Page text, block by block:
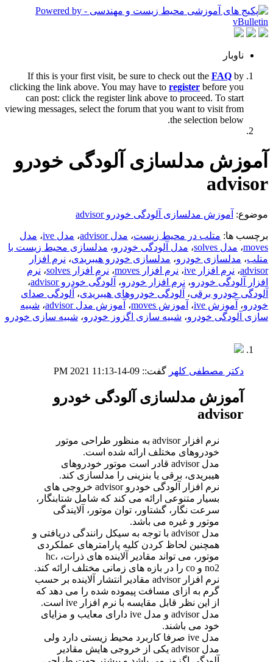
ناوبار
If this is your first visit, be sure to check out the FAQ by
clicking the link above. You may have to register before you
can post: click the register link above to proceed. To start
viewing messages, select the forum that you want to visit from
the selection below.
آموزش مدلسازی آلودگی خودرو
advisor
موضوع: آموزش مدلسازی آلودگی خودرو advisor
برچسب ها: متلب در محیط زیست، مدل advisor ، مدل ive ، مدل
moves، مدل solves ، مدل آلودگی خودرو، مدلسازی محیط زیست با
متلب، مدلسازی خودرو، مدلسازی خودرو هیبریدی، نرم افزار
advisor، نرم افزار ive ، نرم افزار moves ، نرم افزار solves ، نرم
افزار آلودگی خودرو، نرم افزار خودرو، آلودگی خودرو advisor
،
آلودگی خودرو برقی، آلودگی خودروهای هیبریدی، آلودگی صدای
خودرو، آموزش ive ، آموزش moves ، آموزش مدل advisor ، شبیه
سازی آلودگی خودرو، شبیه سازی اگزوز خودرو، شبیه سازی خودرو
دکتر مصطفی کلهر گفت:: 09-14-2021
11:13 PM
آموزش مدلسازی آلودگی خودرو
advisor
نرم افزار advisor به منظور طراحی موتور
خودروهای مختلف ارائه شده است.
مدل advisor قادر است موتور خودروهای
هیبریدی، برقی یا بنزینی را مدلسازی کند.
نرم افزار آلودگی خودرو advisor خروجی های
بسیار متنوعی ارائه می کند که شامل شتابنگار،
سرعت نگار، گشتاور، توان موتور، آلایندگی
موتور و غیره می باشد.
مدل advisor با توجه به سیکل رانندگی دریافتی و
همچنین لحاظ کردن کلیه پارامترهای عملکردی
موتور، می تواند مقادیر آلاینده های ذرات، hc،
no2 و co را در بازه های زمانی مختلف ارائه کند.
نرم افزار advisor مقادیر انتشار آلاینده بر حسب
گرم به ازای مسافت پیموده شده را می دهد که
از این نظر قابل مقایسه با نرم افزار ive است.
مدل advisor و مدل ive دارای معایب و مزایای
خود می باشند.
مدل ive صرفا کاربرد محیط زیستی دارد ولی
مدل advisor یکی از خروجی هایش مقادیر